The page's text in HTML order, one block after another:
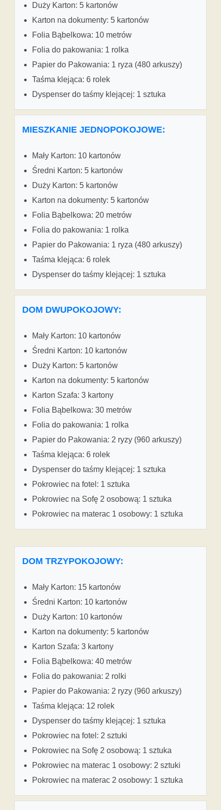
Duży Karton: 5 kartonów
Karton na dokumenty: 5 kartonów
Folia Bąbelkowa: 10 metrów
Folia do pakowania: 1 rolka
Papier do Pakowania: 1 ryza (480 arkuszy)
Taśma klejąca: 6 rolek
Dyspenser do taśmy klejącej: 1 sztuka
MIESZKANIE JEDNOPOKOJOWE:
Mały Karton: 10 kartonów
Średni Karton: 5 kartonów
Duży Karton: 5 kartonów
Karton na dokumenty: 5 kartonów
Folia Bąbelkowa: 20 metrów
Folia do pakowania: 1 rolka
Papier do Pakowania: 1 ryza (480 arkuszy)
Taśma klejąca: 6 rolek
Dyspenser do taśmy klejącej: 1 sztuka
DOM DWUPOKOJOWY:
Mały Karton: 10 kartonów
Średni Karton: 10 kartonów
Duży Karton: 5 kartonów
Karton na dokumenty: 5 kartonów
Karton Szafa: 3 kartony
Folia Bąbelkowa: 30 metrów
Folia do pakowania: 1 rolka
Papier do Pakowania: 2 ryzy (960 arkuszy)
Taśma klejąca: 6 rolek
Dyspenser do taśmy klejącej: 1 sztuka
Pokrowiec na fotel: 1 sztuka
Pokrowiec na Sofę 2 osobową: 1 sztuka
Pokrowiec na materac 1 osobowy: 1 sztuka
DOM TRZYPOKOJOWY:
Mały Karton: 15 kartonów
Średni Karton: 10 kartonów
Duży Karton: 10 kartonów
Karton na dokumenty: 5 kartonów
Karton Szafa: 3 kartony
Folia Bąbelkowa: 40 metrów
Folia do pakowania: 2 rolki
Papier do Pakowania: 2 ryzy (960 arkuszy)
Taśma klejąca: 12 rolek
Dyspenser do taśmy klejącej: 1 sztuka
Pokrowiec na fotel: 2 sztuki
Pokrowiec na Sofę 2 osobową: 1 sztuka
Pokrowiec na materac 1 osobowy: 2 sztuki
Pokrowiec na materac 2 osobowy: 1 sztuka